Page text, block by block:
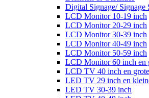
Digital Signage/ Signage
LCD Monitor 10-19 inch
LCD Monitor 20-29 inch
LCD Monitor 30-39 inch
LCD Monitor 40-49 inch
LCD Monitor 50-59 inch
LCD Monitor 60 inch en
LCD TV 40 inch en
LED TV 29 inch en
LED TV 30-39 inch